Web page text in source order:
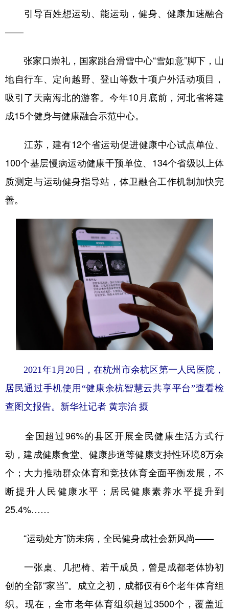
引导百姓想运动、能运动，健身、健康加速融合
——
张家口崇礼，国家跳台滑雪中心“雪如意”脚下，山
地自行车、定向越野、登山等数十项户外活动项目，
吸引了天南海北的游客。今年10月底前，河北省将建
成15个健身与健康融合示范中心。
江苏，建有12个省运动促进健康中心试点单位、
100个基层慢病运动健康干预单位、134个省级以上体
质测定与运动健身指导站，体卫融合工作机制加快完
善。
2021年1月20日，在杭州市余杭区第一人民医院，
居民通过手机使用“健康余杭智慧云共享平台”查看检
查图文报告。 新华社记者 黄宗治 摄
全国超过96%的县区开展全民健康生活方式行
动，建成健康食堂、健康步道等健康支持性环境8万余
个；大力推动群众体育和竞技体育全面平衡发展，不
断提升人民健康水平；居民健康素养水平提升到
25.4%……
“运动处方”防未病，全民健身成社会新风尚——
一张桌、几把椅、若干成员，曾是成都老体协初
创的全部“家当”。成立之初，成都仅有6个老年体育组
织。现在，全市老年体育组织超过3500个，覆盖近